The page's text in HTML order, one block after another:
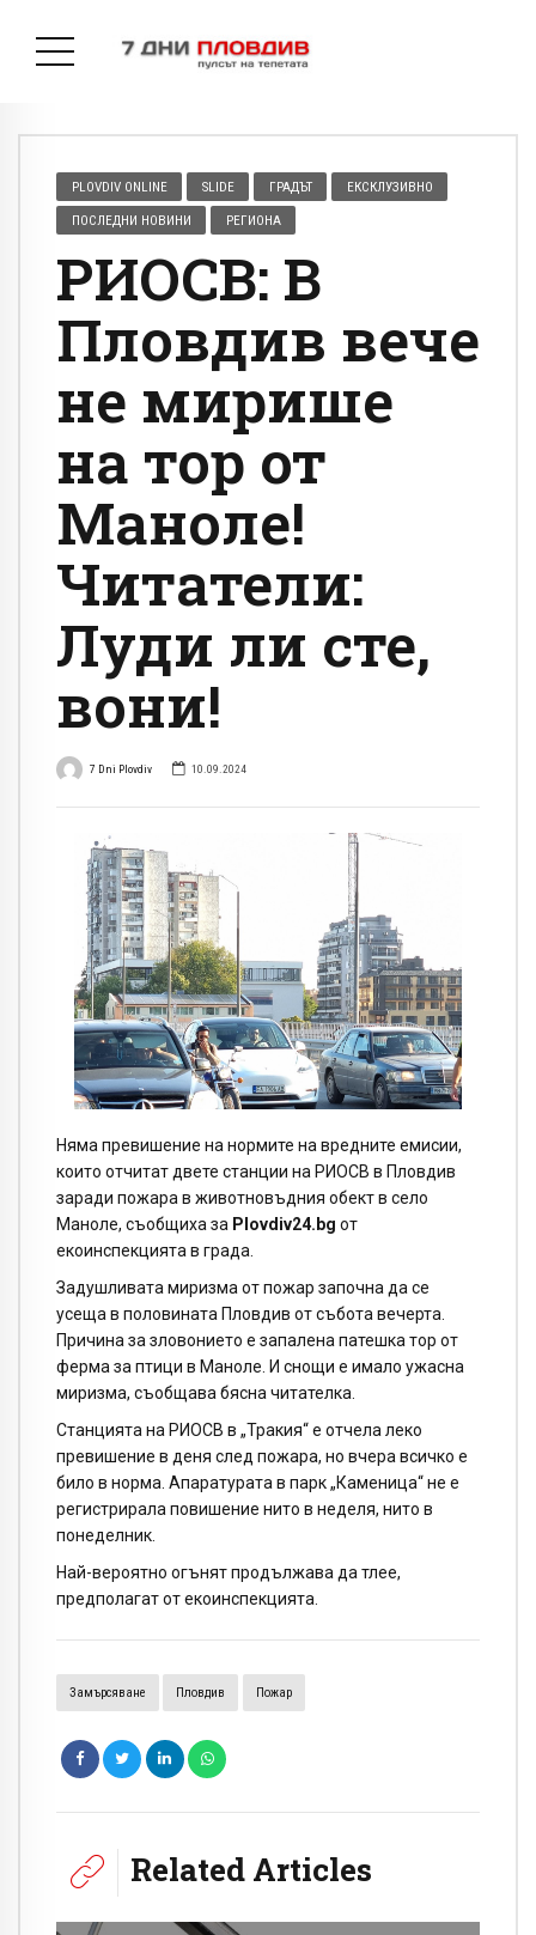
PLOVDIV ONLINE SLIDE ГРАДЪТ ЕКСКЛУЗИВНО
ПОСЛЕДНИ НОВИНИ РЕГИОНА
РИОСВ: В
Пловдив вече
не мирише
на тор от
Маноле!
Читатели:
Луди ли сте,
вони!
7 Dni Plovdiv 10.09.2024
Няма превишение на нормите на вредните емисии,
които отчитат двете станции на РИОСВ в Пловдив
заради пожара в животновъдния обект в село
Маноле, съобщиха за Plovdiv24.bg от
екоинспекцията в града.
Задушливата миризма от пожар започна да се
усеща в половината Пловдив от събота вечерта.
Причина за зловонието е запалена патешка тор от
ферма за птици в Маноле. И снощи е имало ужасна
миризма, съобщава бясна читателка.
Станцията на РИОСВ в „Тракия“ е отчела леко
превишение в деня след пожара, но вчера всичко е
било в норма. Апаратурата в парк „Каменица“ не е
регистрирала повишение нито в неделя, нито в
понеделник.
Най-вероятно огънят продължава да тлее,
предполагат от екоинспекцията.
Замърсяване Пловдив Пожар
Related Articles